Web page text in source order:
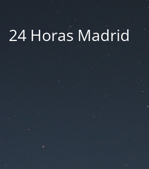
24 Horas Madrid